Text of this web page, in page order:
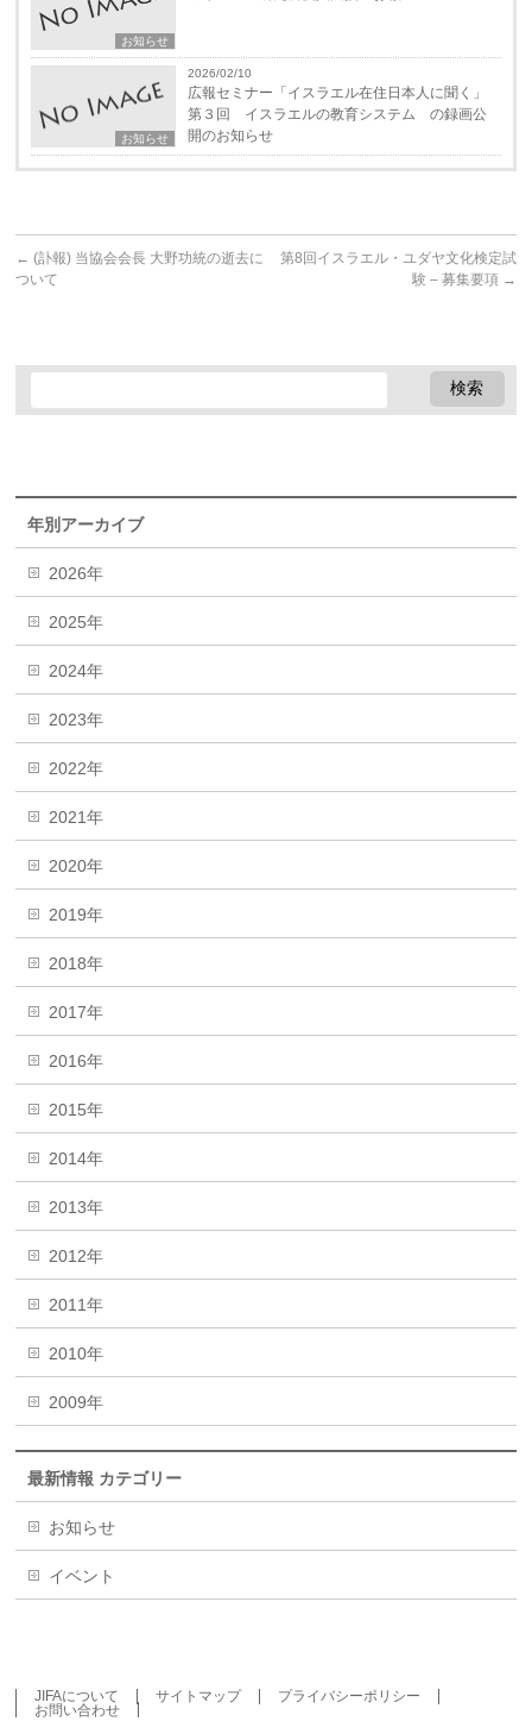
お知らせ
お知らせ
2026/02/10
広報セミナー「イスラエル在住日本人に聞く」
第３回 イスラエルの教育システム の録画公
開のお知らせ
← (訃報) 当協会会長 大野功統の逝去に
ついて
第8回イスラエル・ユダヤ文化検定試
験 – 募集要項 →
年別アーカイブ
2026年
2025年
2024年
2023年
2022年
2021年
2020年
2019年
2018年
2017年
2016年
2015年
2014年
2013年
2012年
2011年
2010年
2009年
最新情報 カテゴリー
お知らせ
イベント
JIFAについて サイトマップ
プライバシーポリシー
お問い合わせ